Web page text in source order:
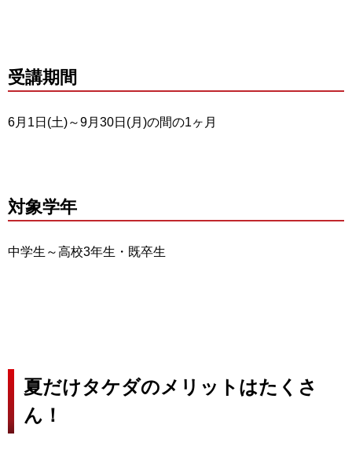
受講期間
6月1日(土)～9月30日(月)の間の1ヶ月
対象学年
中学生～高校3年生・既卒生
夏だけタケダのメリットはたくさ
ん！